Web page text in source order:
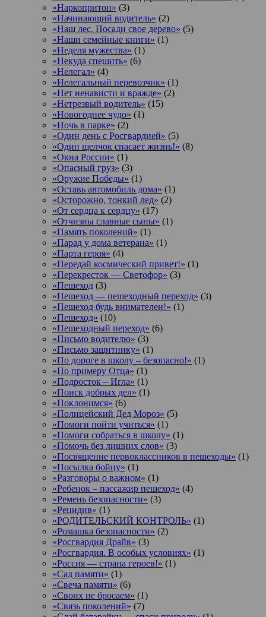
«Наркопритон» (3)
«Начинающий водитель» (2)
«Наш лес. Посади свое дерево» (5)
«Наши семейные книги» (1)
«Неделя мужества» (1)
«Некуда спешить» (6)
«Нелегал» (4)
«Нелегальный перевозчик» (1)
«Нет ненависти и вражде» (2)
«Нетрезвый водитель» (15)
«Новогоднее чудо» (1)
«Ночь в парке» (2)
«Один день с Росгвардией» (5)
«Один щелчок спасает жизнь!» (8)
«Окна России» (1)
«Опасный груз» (3)
«Оружие Победы» (1)
«Оставь автомобиль дома» (1)
«Осторожно, тонкий лед» (2)
«От сердца к сердцу» (17)
«Отчизны славные сыны» (1)
«Память поколений» (1)
«Парад у дома ветерана» (1)
«Парта героя» (4)
«Передай космический привет!» (1)
«Перекресток — Светофор» (3)
«Пешеход (3)
«Пешеход — пешеходный переход» (3)
«Пешеход будь внимателен!» (1)
«Пешеход» (10)
«Пешеходный переход» (6)
«Письмо водителю» (3)
«Письмо защитнику» (1)
«По дороге в школу – безопасно!» (1)
«По примеру Отца» (1)
«Подросток ‒ Игла» (1)
«Поиск добрых дел» (1)
«Поклонимся» (6)
«Полицейский Дед Мороз» (5)
«Помоги пойти учиться» (1)
«Помоги собраться в школу» (1)
«Помочь без лишних слов» (3)
«Посвящение первоклассников в пешеходы» (1)
«Посылка бойцу» (1)
«Разговоры о важном» (1)
«Ребенок – пассажир пешеход» (4)
«Ремень безопасности» (3)
«Рецидив» (1)
«РОДИТЕЛЬСКИЙ КОНТРОЛЬ» (1)
«Ромашка безопасности» (2)
«Росгвардия Драйв» (3)
«Росгвардия. В особых условиях» (1)
«Россия — страна героев!» (1)
«Сад памяти» (1)
«Свеча памяти» (6)
«Своих не бросаем» (1)
«Связь поколений» (7)